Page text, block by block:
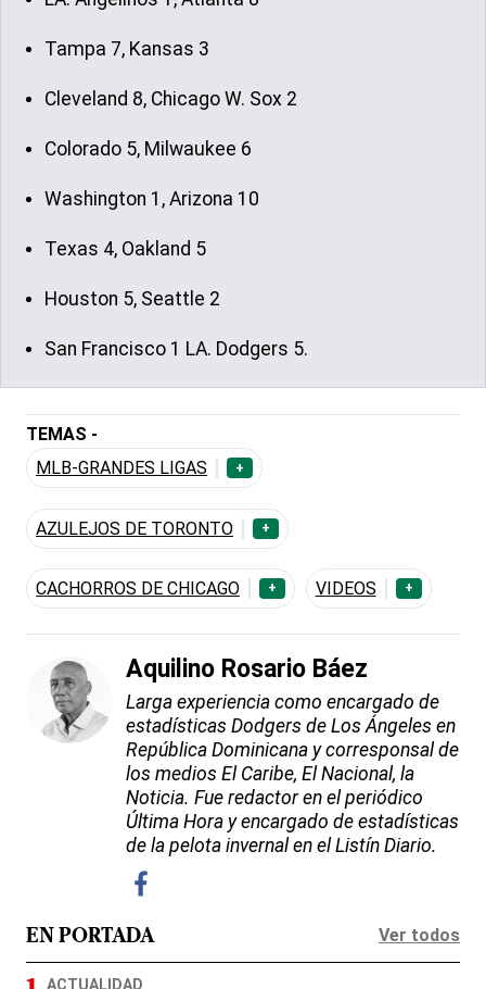
Tampa 7, Kansas 3
Cleveland 8, Chicago W. Sox 2
Colorado 5, Milwaukee 6
Washington 1, Arizona 10
Texas 4, Oakland 5
Houston 5, Seattle 2
San Francisco 1 LA. Dodgers 5.
TEMAS -
MLB-GRANDES LIGAS
+
AZULEJOS DE TORONTO +
CACHORROS DE CHICAGO + VIDEOS +
Aquilino Rosario Báez
Larga experiencia como encargado de
estadísticas Dodgers de Los Ángeles en
República Dominicana y corresponsal de
los medios El Caribe, El Nacional, la
Noticia. Fue redactor en el periódico
Última Hora y encargado de estadísticas
de la pelota invernal en el Listín Diario.
EN PORTADA Ver todos
ACTUALIDAD